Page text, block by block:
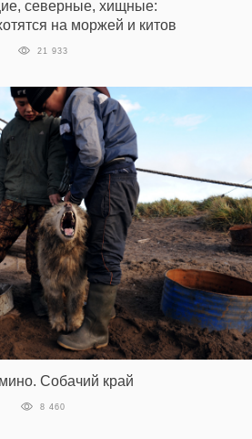
северные, хищные:
на моржей и китов
21 933
Собачий край
8 460